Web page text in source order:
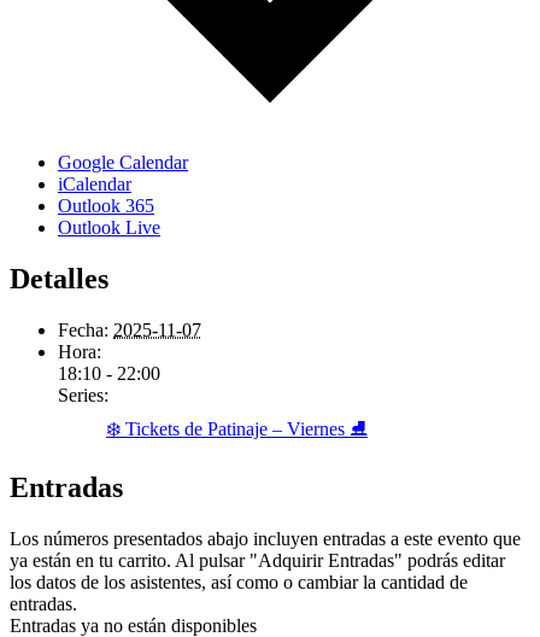
Google Calendar
iCalendar
Outlook 365
Outlook Live
Detalles
Fecha: 2025-11-07
Hora:
18:10 - 22:00
Series:
❄️ Tickets de Patinaje – Viernes ⛸️
Entradas
Los números presentados abajo incluyen entradas a este evento que
ya están en tu carrito. Al pulsar "Adquirir Entradas" podrás editar
los datos de los asistentes, así como o cambiar la cantidad de
entradas.
Entradas ya no están disponibles